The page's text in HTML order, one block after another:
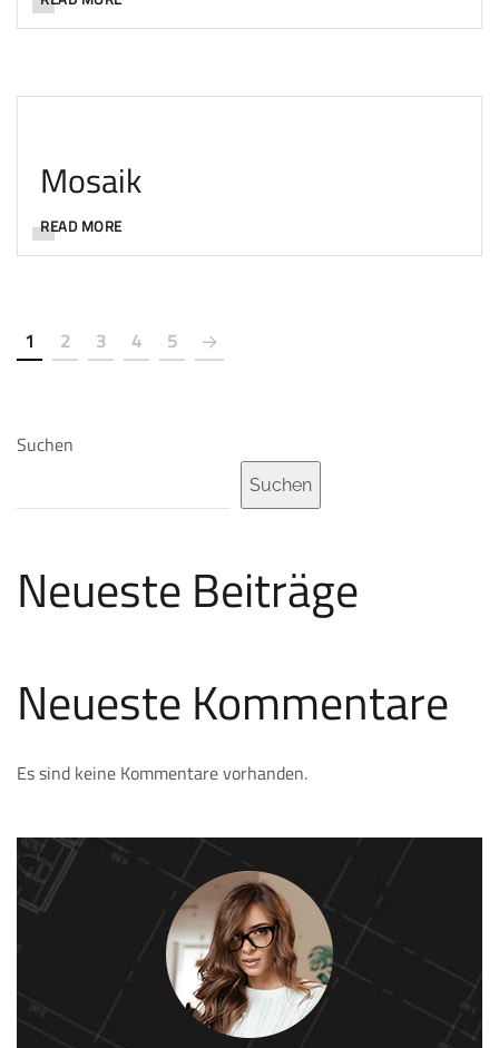
Mosaik
READ MORE
1 2 3 4 5
Suchen
Suchen
Neueste Beiträge
Neueste Kommentare
Es sind keine Kommentare vorhanden.